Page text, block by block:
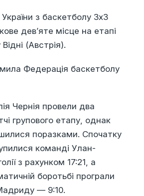
з баскетболу 3х3
дев’яте місце на етапі
Відні (Австрія).
Федерація баскетболу
Чернія провели два
групового етапу, однак
поразками. Спочатку
команді Улан-
з рахунком 17:21, а
боротьбі програли
— 9:10.